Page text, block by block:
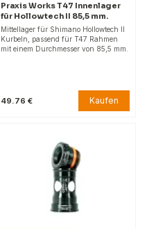
Praxis Works T47 Innenlager
für Hollowtech II 85,5 mm.
Mittellager für Shimano Hollowtech II
Kurbeln, passend für T47 Rahmen
mit einem Durchmesser von 85,5 mm.
49.76 € Kaufen